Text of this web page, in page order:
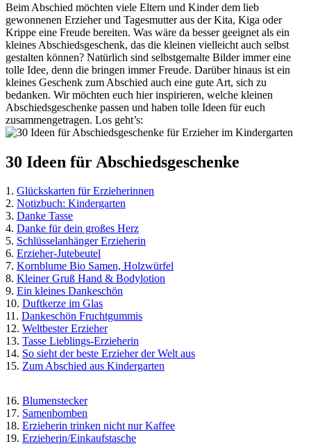
Beim Abschied möchten viele Eltern und Kinder dem lieb
gewonnenen Erzieher und Tagesmutter aus der Kita, Kiga oder
Krippe eine Freude bereiten. Was wäre da besser geeignet als ein
kleines Abschiedsgeschenk, das die kleinen vielleicht auch selbst
gestalten können? Natürlich sind selbstgemalte Bilder immer eine
tolle Idee, denn die bringen immer Freude. Darüber hinaus ist ein
kleines Geschenk zum Abschied auch eine gute Art, sich zu
bedanken. Wir möchten euch hier inspirieren, welche kleinen
Abschiedsgeschenke passen und haben tolle Ideen für euch
zusammengetragen. Los geht’s:
30 Ideen für Abschiedsgeschenke
1. Glückskarten für Erzieherinnen
2. Notizbuch: Kindergarten
3. Danke Tasse
4. Danke für dein großes Herz
5. Schlüsselanhänger Erzieherin
6. Erzieher-Jutebeutel
7. Kornblume Bio Samen, Holzwürfel
8. Kleiner Gruß Hand & Bodylotion
9. Ein kleines Dankeschön
10. Duftkerze im Glas
11. Dankeschön Fruchtgummis
12. Weltbester Erzieher
13. Tasse Lieblings-Erzieherin
14. So sieht der beste Erzieher der Welt aus
15. Zum Abschied aus Kindergarten
16. Blumenstecker
17. Samenbomben
18. Erzieherin trinken nicht nur Kaffee
19. Erzieherin/Einkaufstasche